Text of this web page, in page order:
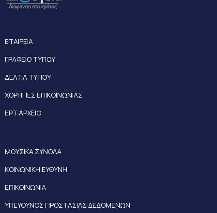
ΕΤΑΙΡΕΙΑ
ΓΡΑΦΕΙΟ ΤΥΠΟΥ
ΔΕΛΤΙΑ ΤΥΠΟΥ
ΧΟΡΗΓΙΕΣ ΕΠΙΚΟΙΝΩΝΙΑΣ
ΕΡΤ ΑΡΧΕΙΟ
ΜΟΥΣΙΚΑ ΣΥΝΟΛΑ
ΚΟΙΝΩΝΙΚΗ ΕΥΘΥΝΗ
ΕΠΙΚΟΙΝΩΝΙΑ
ΥΠΕΥΘΥΝΟΣ ΠΡΟΣΤΑΣΙΑΣ ΔΕΔΟΜΕΝΩΝ